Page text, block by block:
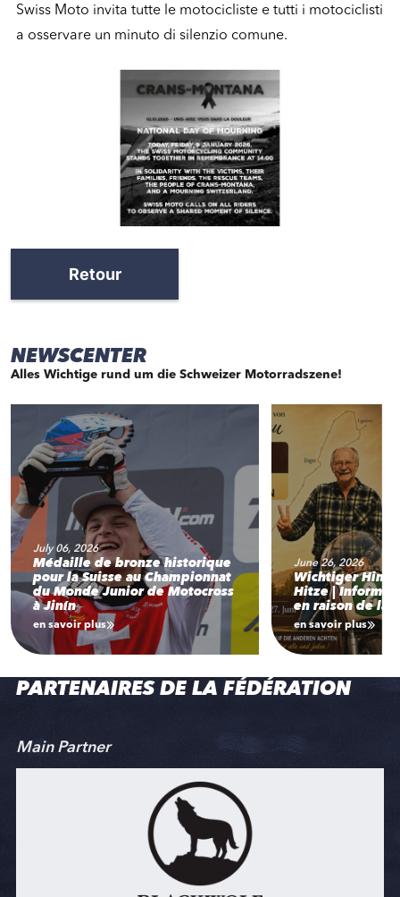
Swiss Moto invita tutte le motocicliste e tutti i motociclisti
a osservare un minuto di silenzio comune.
Retour
NEWSCENTER
Alles Wichtige rund um die Schweizer Motorradszene!
July 06, 2026
Médaille de bronze historique
pour la Suisse au Championnat
du Monde Junior de Motocross
à Jinín
en savoir plus
June 26, 2026
Wichtiger
Hitze |
en raison de la
en savoir plus
PARTENAIRES DE LA FÉDÉRATION
Main Partner